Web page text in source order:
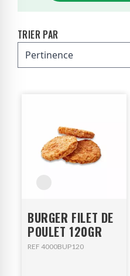
TRIER PAR
BURGER FILET DE
POULET 120GR
REF 4000BUP120